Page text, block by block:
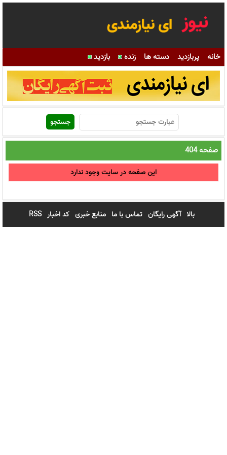
خانه پربازدید دسته ها زنده بازدید
صفحه 404
این صفحه در سایت وجود ندارد
بالا آگهی رایگان تماس با ما منابع خبری کد اخبار RSS